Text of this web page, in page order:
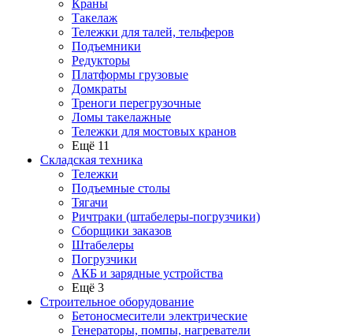
Краны
Такелаж
Тележки для талей, тельферов
Подъемники
Редукторы
Платформы грузовые
Домкраты
Треноги перегрузочные
Ломы такелажные
Тележки для мостовых кранов
Ещё 11
Складская техника
Тележки
Подъемные столы
Тягачи
Ричтраки (штабелеры-погрузчики)
Сборщики заказов
Штабелеры
Погрузчики
АКБ и зарядные устройства
Ещё 3
Строительное оборудование
Бетоносмесители электрические
Генераторы, помпы, нагреватели